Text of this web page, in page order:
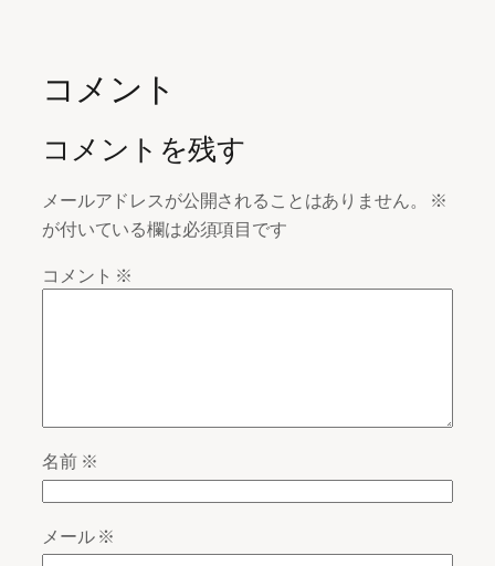
コメント
コメントを残す
メールアドレスが公開されることはありません。
※
が付いている欄は必須項目です
コメント ※
名前 ※
メール※